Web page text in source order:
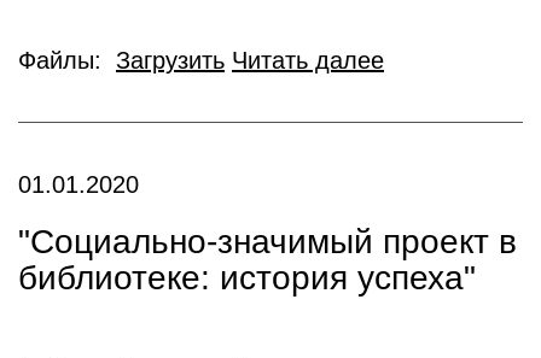
Файлы: Загрузить Читать далее
01.01.2020
"Социально-значимый проект в
библиотеке: история успеха"